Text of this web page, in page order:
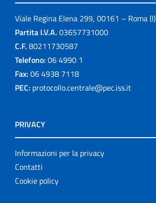
Viale Regina Elena 299, 00161 – Roma (I)
Partita I.V.A. 03657731000
C.F. 80211730587
Telefono: 06 4990 1
Fax: 06 4938 7118
PEC: protocollo.centrale@pec.iss.it
PRIVACY
Informazioni per la privacy
Contatti
Cookie policy